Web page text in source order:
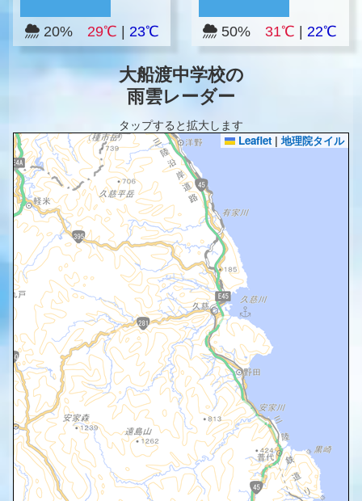
20% 29℃ 23℃ 50%31℃ |22℃
大船渡中学校の
雨雲レーダー
タップすると拡大します
Leaflet | 地理院タイル